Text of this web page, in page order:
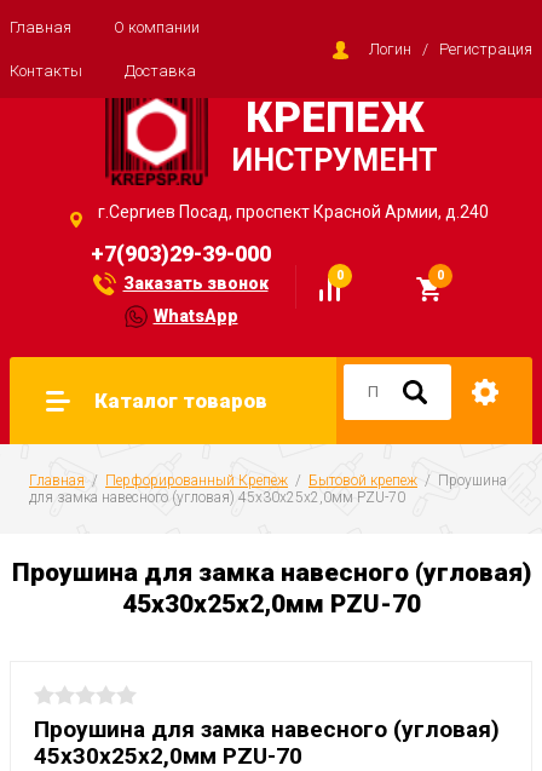
Главная О компании
Контакты Доставка
Логин / Регистрация
КРЕПЕЖ
ИНСТРУМЕНТ
г.Сергиев Посад, проспект Красной Армии, д.240
+7(903)29-39-000
Заказать звонок
WhatsApp
0 0
Каталог товаров
Главная
  /
Перфорированный Крепеж
  /
Бытовой крепеж
  /  Проушина
для замка навесного (угловая) 45х30х25х2,0мм PZU-70
Проушина для замка навесного (угловая)
45х30х25х2,0мм PZU-70
Проушина для замка навесного (угловая)
45х30х25х2,0мм PZU-70